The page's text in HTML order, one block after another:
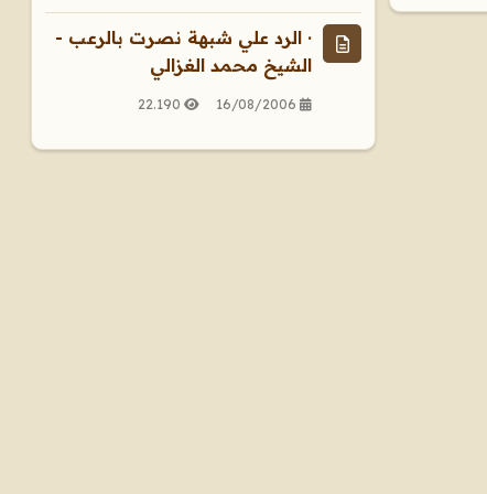
· الرد علي شبهة نصرت بالرعب -
الشيخ محمد الغزالي
16/08/2006
22.190